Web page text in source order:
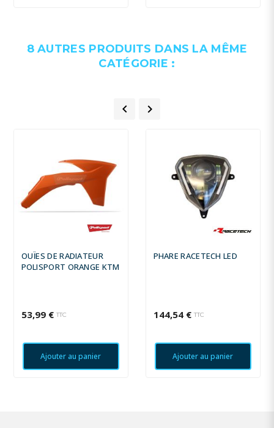
8 AUTRES PRODUITS DANS LA MÊME
CATÉGORIE :
 
OUÏES DE RADIATEUR
POLISPORT ORANGE KTM
53,99 € TTC
Ajouter au panier
PHARE RACETECH LED
144,54 € TTC
Ajouter au panier